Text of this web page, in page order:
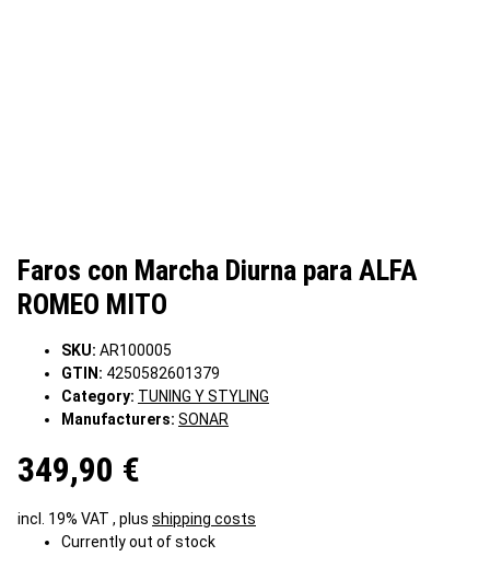
Faros con Marcha Diurna para ALFA
ROMEO MITO
SKU: AR100005
GTIN: 4250582601379
Category: TUNING Y STYLING
Manufacturers: SONAR
349,90 €
incl. 19% VAT , plus shipping costs
Currently out of stock